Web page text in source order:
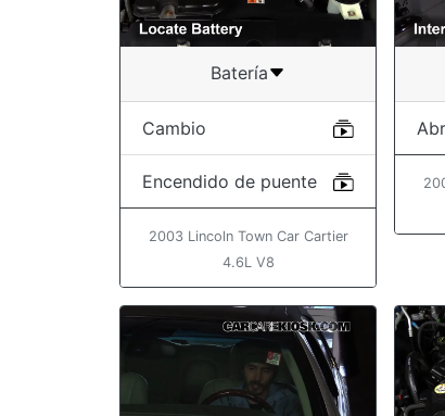
Batería
Cambio
Encendido de puente
2003 Lincoln Town Car Cartier
4.6L V8